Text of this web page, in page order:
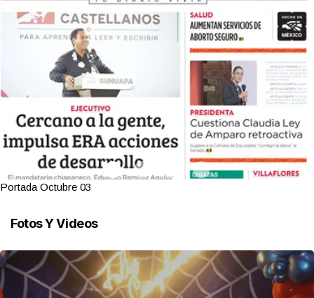
Portada Octubre 03
Fotos Y Videos